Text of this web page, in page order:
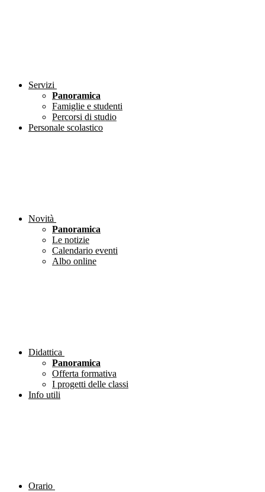
Servizi
Panoramica
Famiglie e studenti
Percorsi di studio
Personale scolastico
Novità
Panoramica
Le notizie
Calendario eventi
Albo online
Didattica
Panoramica
Offerta formativa
I progetti delle classi
Info utili
Orario